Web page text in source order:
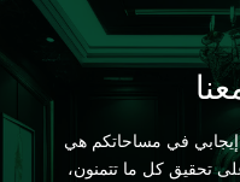
في مساحاتكم هي
تحقيق كل ما تتمنون،